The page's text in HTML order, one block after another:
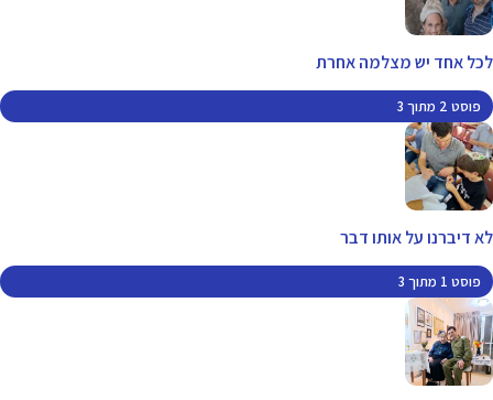
לכל אחד יש מצלמה אחרת
פוסט 2 מתוך 3
לא דיברנו על אותו דבר
פוסט 1 מתוך 3